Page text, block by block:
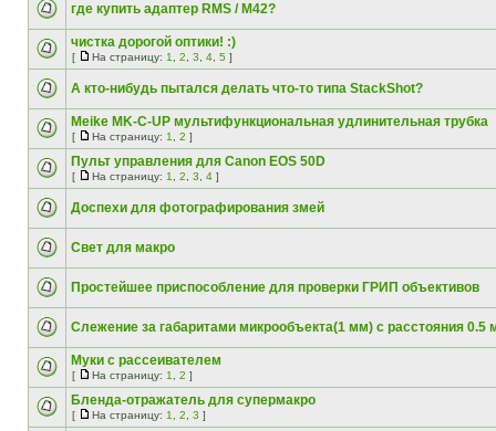
где купить адаптер RMS / M42?
чистка дорогой оптики! :)
[ На страницу: 1 2 3 4 5 ]
А кто-нибудь пытался делать что-то типа StackShot?
Meike MK-C-UP мультифункциональная удлинительная трубка
[ На страницу: 1 2 ]
Пульт управления для Canon EOS 50D
[ На страницу: 1 2 3 4 ]
Доспехи для фотографирования змей
Свет для макро
Простейшее приспособление для проверки ГРИП объективов
Слежение за габаритами микрообъекта(1 мм) с расстояния 0.5
Муки с рассеивателем
[ На страницу: 1 2 ]
Бленда-отражатель для супермакро
[ На страницу: 1 2 3 ]